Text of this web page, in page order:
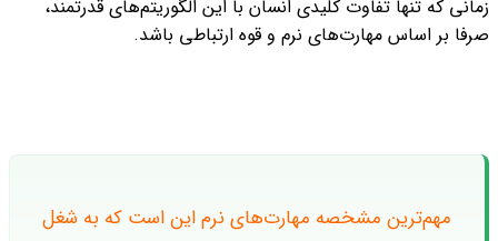
زمانی که تنها تفاوت کلیدی انسان با این الگوریتم‌های قدرتمند،
صرفا بر اساس مهارت‌های نرم و قوه ارتباطی باشد.
مهم‌ترین مشخصه مهارت‌های نرم این است که به شغل